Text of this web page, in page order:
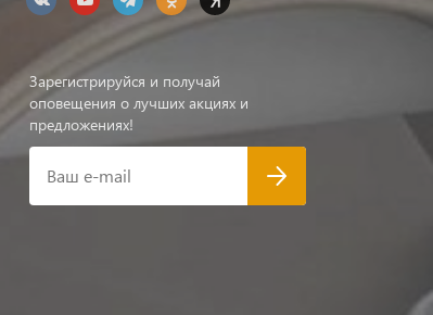
Зарегистрируйся и получай
оповещения о лучших акциях и
предложениях!
Ваш e-mail